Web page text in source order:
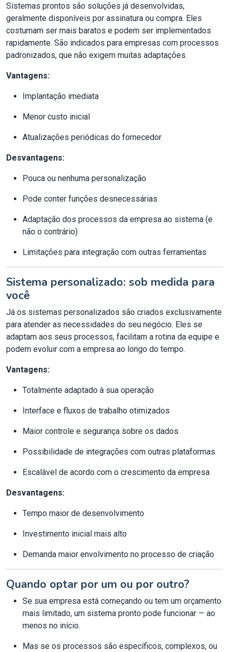
Sistemas prontos são soluções já desenvolvidas,
geralmente disponíveis por assinatura ou compra. Eles
costumam ser mais baratos e podem ser implementados
rapidamente. São indicados para empresas com processos
padronizados, que não exigem muitas adaptações.
Vantagens:
Implantação imediata
Menor custo inicial
Atualizações periódicas do fornecedor
Desvantagens:
Pouca ou nenhuma personalização
Pode conter funções desnecessárias
Adaptação dos processos da empresa ao sistema (e
não o contrário)
Limitações para integração com outras ferramentas
Sistema personalizado: sob medida para
você
Já os sistemas personalizados são criados exclusivamente
para atender as necessidades do seu negócio. Eles se
adaptam aos seus processos, facilitam a rotina da equipe e
podem evoluir com a empresa ao longo do tempo.
Vantagens:
Totalmente adaptado à sua operação
Interface e fluxos de trabalho otimizados
Maior controle e segurança sobre os dados
Possibilidade de integrações com outras plataformas
Escalável de acordo com o crescimento da empresa
Desvantagens:
Tempo maior de desenvolvimento
Investimento inicial mais alto
Demanda maior envolvimento no processo de criação
Quando optar por um ou por outro?
Se sua empresa está começando ou tem um orçamento
mais limitado, um sistema pronto pode funcionar — ao
menos no início.
Mas se os processos são específicos, complexos, ou